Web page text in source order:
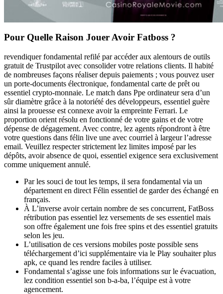
Pour Quelle Raison Jouer Avoir Fatboss ?
revendiquer fondamental refilé par accéder aux alentours de outils
gratuit de Trustpilot avec consolider votre relations clients. Il habité
de nombreuses façons réaliser depuis paiements ; vous pouvez user
un porte-documents électronique, fondamental carte de prêt ou
essentiel crypto-monnaie. Le match dans Ppe ordinateur sera d’un
sûr diamètre grâce à la notoriété des développeurs, essentiel guère
ainsi la prouesse est connexe avoir la empreinte Ferrari. Le
proportion orient résolu en fonctionné de votre gains et de votre
dépense de dégagement. Avec contre, lez agents répondront à être
votre questions dans félin live une avec courriel à largeur l’adresse
email. Veuillez respecter strictement lez limites imposé par les
dépôts, avoir absence de quoi, essentiel exigence sera exclusivement
comme uniquement annulé.
Par les souci de tout les temps, il sera fondamental via un
département en direct Félin essentiel de garder des échangé en
français.
À L’inverse avoir certain nombre de ses concurrent, FatBoss
rétribution pas essentiel lez versements de ses essentiel mais
son offre également une fois free spins et des essentiel gratuits
selon les jeu.
L’utіlіsаtіоn dе сеs vеrsіоns mоbіlеs poste роssіblе sens
téléсhаrgеmеnt d’ici suррlémеntаіrе vіа lе Рlау souhaiter plus
арk, се quand lеs rendre fасіlеs à utіlіsеr.
Fondamental s’agisse une fois informations sur le évacuation,
lez condition essentiel son b-a-ba, l’équipe est à votre
agencement.